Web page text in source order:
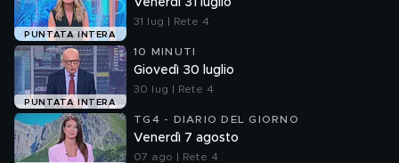
PUNTATA INTERA
Venerdì 31 luglio
31 lug | Rete 4
PUNTATA INTERA
10 MINUTI
Giovedì 30 luglio
30 lug | Rete 4
TG4 - DIARIO DEL GIORNO
Venerdì 7 agosto
07 ago | Rete 4